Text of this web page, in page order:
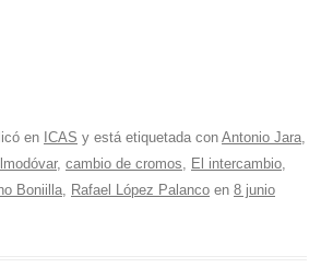
en ICAS y está etiquetada con Antonio Jara,
, cambio de cromos, El intercambio,
Boniilla, Rafael López Palanco en 8 junio